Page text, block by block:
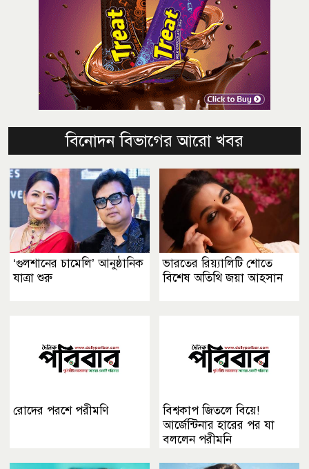
বিনোদন বিভাগের আরো খবর
‘গুলশানের চামেলি’ আনুষ্ঠানিক
যাত্রা শুরু
ভারতের রিয়্যালিটি শোতে
বিশেষ অতিথি জয়া আহসান
রোদের পরশে পরীমণি
বিশ্বকাপ জিতলে বিয়ে!
আর্জেন্টিনার হারের পর যা
বললেন পরীমনি